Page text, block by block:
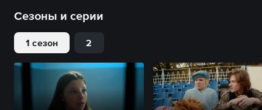
Сезоны и серии
1 сезон 2